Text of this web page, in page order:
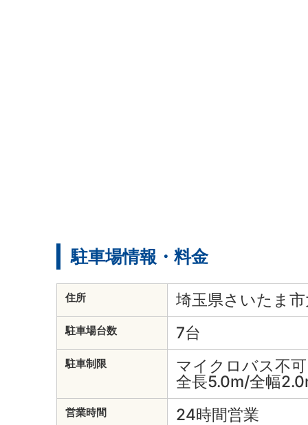
駐車場情報・料金
住所 埼玉県さいたま
駐車場台数 7台
駐車制限
マイクロバス不
全長5.0m/全幅
営業時間 24時間営業